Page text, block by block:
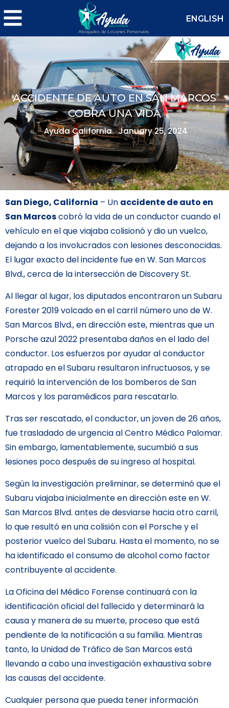
ENGLISH
ACCIDENTE DE AUTO EN SAN MARCOS
COBRA UNA VIDA
Ayuda California. January 25, 2024
San Diego, California – Un accidente de auto en
San Marcoscobró la vida de un conductor cuando el
vehículo en el que viajaba colisionó y dio un vuelco,
dejando a los involucrados con lesiones desconocidas.
El lugar exacto del incidente fue en W. San Marcos
Blvd., cerca de la intersección de Discovery St.
Al llegar al lugar, los diputados encontraron un Subaru
Forester 2019 volcado en el carril número uno de W.
San Marcos Blvd., en dirección este, mientras que un
Porsche azul 2022 presentaba daños en el lado del
conductor. Los esfuerzos por ayudar al conductor
atrapado en el Subaru resultaron infructuosos, y se
requirió la intervención de los bomberos de San
Marcos y los paramédicos para rescatarlo.
Tras ser rescatado, el conductor, un joven de 26 años,
fue trasladado de urgencia al Centro Médico Palomar.
Sin embargo, lamentablemente, sucumbió a sus
lesiones poco después de su ingreso al hospital.
Según la investigación preliminar, se determinó que el
Subaru viajaba inicialmente en dirección este en W.
San Marcos Blvd. antes de desviarse hacia otro carril,
lo que resultó en una colisión con el Porsche y el
posterior vuelco del Subaru. Hasta el momento, no se
ha identificado el consumo de alcohol como factor
contribuyente al accidente.
La Oficina del Médico Forense continuará con la
identificación oficial del fallecido y determinará la
causa y manera de su muerte, proceso que está
pendiente de la notificación a su familia. Mientras
tanto, la Unidad de Tráfico de San Marcos está
llevando a cabo una investigación exhaustiva sobre
las causas del accidente.
Cualquier persona que pueda tener información